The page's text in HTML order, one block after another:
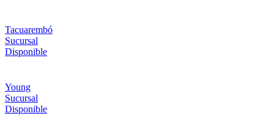
Tacuarembó
Sucursal
Disponible
Young
Sucursal
Disponible